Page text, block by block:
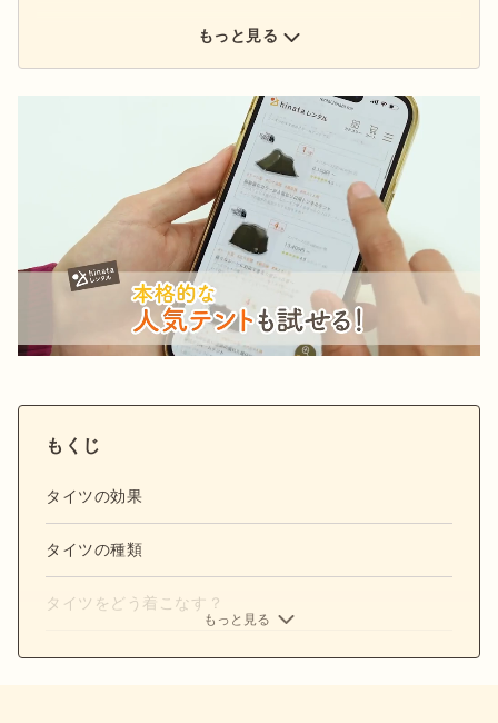
もっと見る
もくじ
タイツの効果
タイツの種類
タイツをどう着こなす？
もっと見る